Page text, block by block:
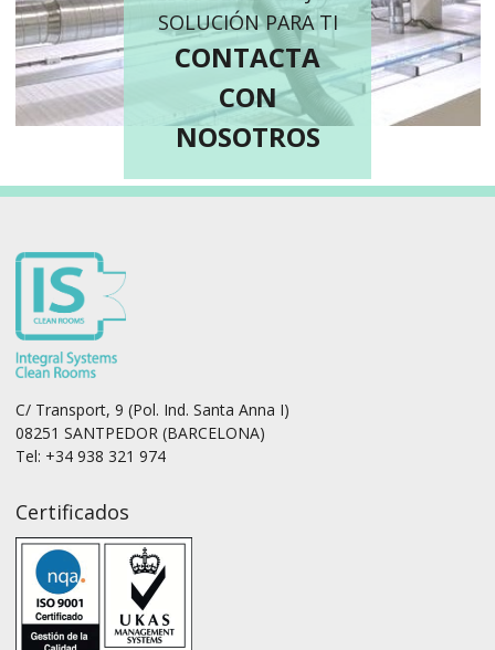
SOLUCIÓN PARA TI
CONTACTA
CON
NOSOTROS
C/ Transport, 9 (Pol. Ind. Santa Anna I)
08251 SANTPEDOR (BARCELONA)
Tel: +34 938 321 974
Certificados